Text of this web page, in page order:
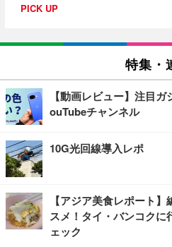
PICK UP
特集・
【動画レビュー】注目
ouTubeチャンネル
10G光回線導入レポ
【アジア美食レポート
スメ！タイ・バンコク
ェック